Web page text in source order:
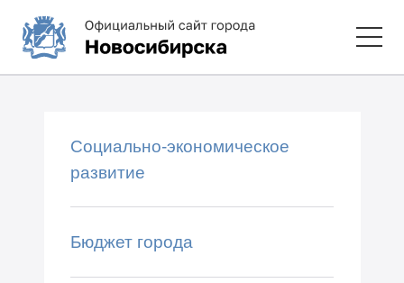
Социально-экономическое
развитие
Бюджет города